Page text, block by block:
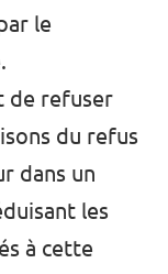
le
de refuser
du refus
dans un
les
à cette